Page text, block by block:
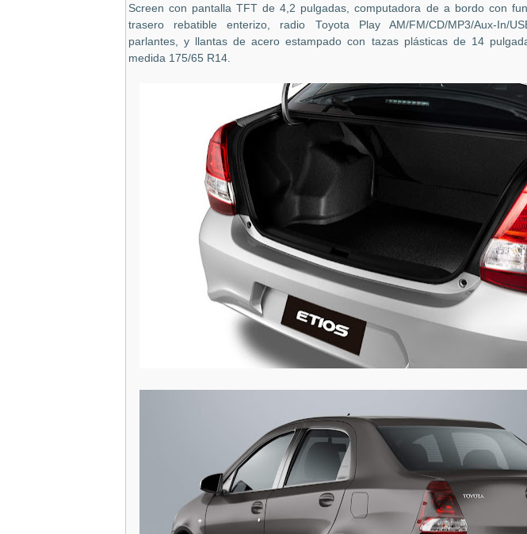
Screen con pantalla TFT de 4,2 pulgadas, computadora de a bordo con
trasero rebatible enterizo, radio Toyota Play AM/FM/CD/MP3/Aux-In/
parlantes, y llantas de acero estampado con tazas plásticas de 14
medida 175/65 R14.